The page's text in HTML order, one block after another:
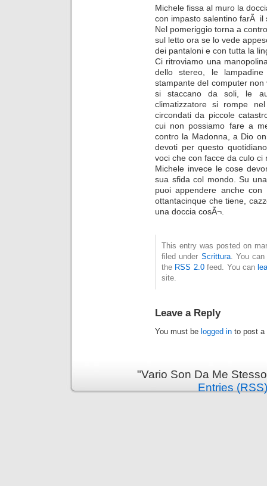
Michele fissa al muro la
con impasto salentino farÃ il
Nel pomeriggio torna a
sul letto ora se lo vede
dei pantaloni e con tutta la
Ci ritroviamo una
dello stereo, le
stampante del computer
si staccano da soli, le
climatizzatore si rompe
circondati da piccole
cui non possiamo fare a
contro la Madonna, a Dio
devoti per questo
voci che con facce da culo
Michele invece le cose
sua sfida col mondo. Su
puoi appendere anche
ottantacinque che tiene,
una doccia cosÃ¬.
This entry was posted on
filed under Scrittura. You can
the RSS 2.0feed. You can
site.
Leave a Reply
You must be logged in to post a
"Vario Son Da Me
Entries (RSS)